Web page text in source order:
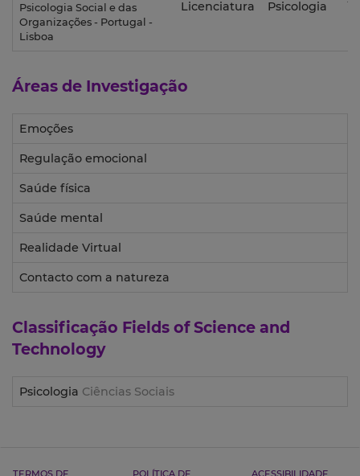
Psicologia Social e das
Organizações - Portugal -
Lisboa
Licenciatura Psicologia
Áreas de Investigação
Emoções
Regulação emocional
Saúde física
Saúde mental
Realidade Virtual
Contacto com a natureza
Classificação Fields of Science and
Technology
Psicologia Ciências Sociais